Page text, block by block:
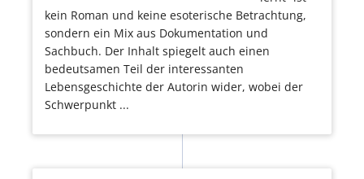
kein Roman und keine esoterische Betrachtung,
sondern ein Mix aus Dokumentation und
Sachbuch. Der Inhalt spiegelt auch einen
bedeutsamen Teil der interessanten
Lebensgeschichte der Autorin wider, wobei der
Schwerpunkt ...